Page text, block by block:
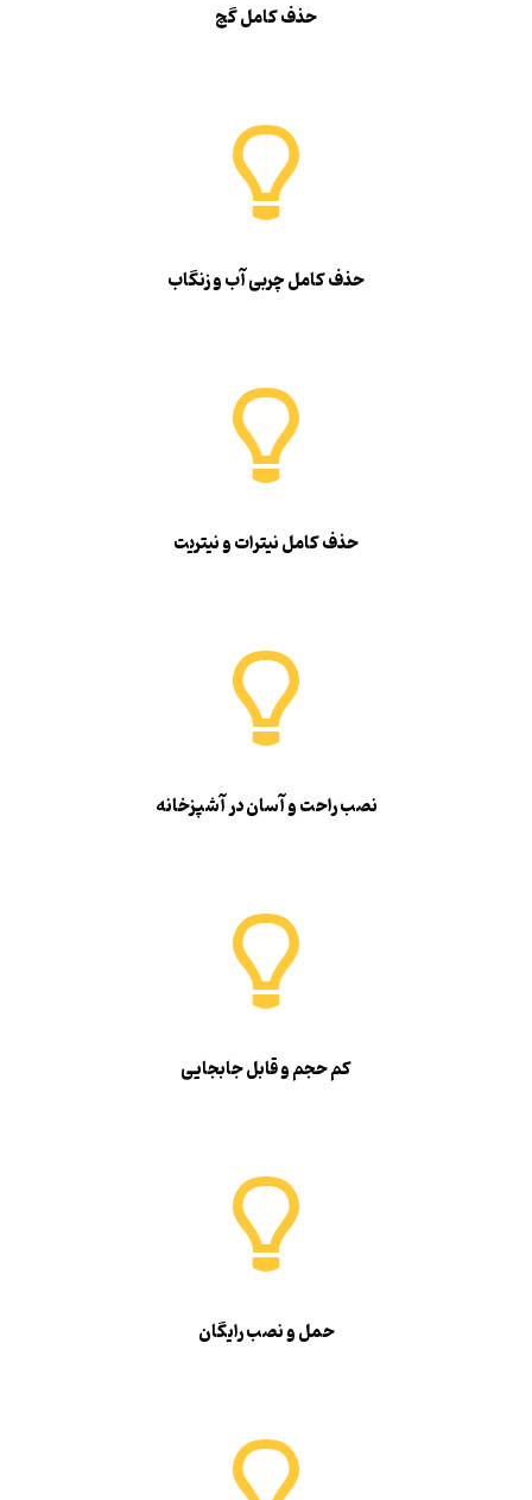
حذف کامل گچ
حذف کامل چربی آب و زنگاب
حذف کامل نیترات و نیتریت
نصب راحت و آسان در آشپزخانه
کم حجم و قابل جابجایی
حمل و نصب رایگان